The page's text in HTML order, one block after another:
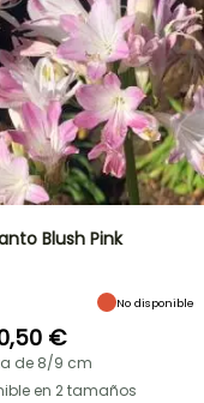
Blush Pink
No disponible
€
de 8/9 cm
en 2 tamaños